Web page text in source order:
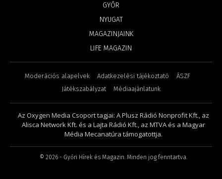
GYŐR
NYUGAT
MAGAZINJAINK
LIFE MAGAZIN
Moderációs alapelvek Adatkezelési tájékoztató
ÁSZF
Játékszabályzat
Médiaajánlatunk
Az Oxygen Media Csoport tagjai: A Plusz Rádió Nonprofit Kft., az
Alisca Network Kft. és a Lajta Rádió Kft., az MTVA és a Magyar
Média Mecanatúra támogatottja.
© 2026 - Győri Hírek és Magazin. Minden jog fenntartva.